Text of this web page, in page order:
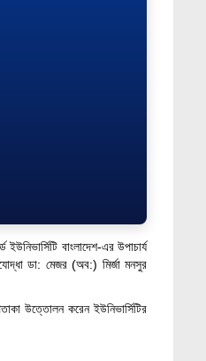
বাংলাদেশ-এর উপাচার্য
ডা: মেজর (অব:) মির্জা মনসুর
উত্তোলন করেন ইউনিভার্সিটির